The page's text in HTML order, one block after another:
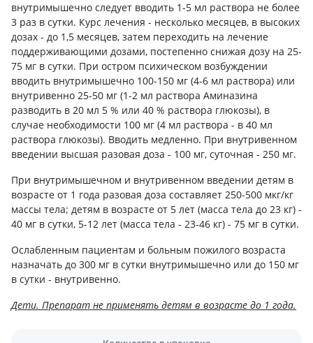
внутримышечно следует вводить 1-5 мл раствора не более
3 раз в сутки. Курс лечения - несколько месяцев, в высоких
дозах - до 1,5 месяцев, затем переходить на лечение
поддерживающими дозами, постепенно снижая дозу на 25-
75 мг в сутки. При остром психическом возбуждении
вводить внутримышечно 100-150 мг (4-6 мл раствора) или
внутривенно 25-50 мг (1-2 мл раствора Аминазина
разводить в 20 мл 5 % или 40 % раствора глюкозы), в
случае необходимости 100 мг (4 мл раствора - в 40 мл
раствора глюкозы). Вводить медленно. При внутривенном
введении высшая разовая доза - 100 мг, суточная - 250 мг.
При внутримышечном и внутривенном введении детям в
возрасте от 1 года разовая доза составляет 250-500 мкг/кг
массы тела; детям в возрасте от 5 лет (масса тела до 23 кг) -
40 мг в сутки, 5-12 лет (масса тела - 23-46 кг) - 75 мг в сутки.
Ослабленным пациентам и больным пожилого возраста
назначать до 300 мг в сутки внутримышечно или до 150 мг
в сутки - внутривенно.
Дети. Препарат не применять детям в возрасте до 1 года.